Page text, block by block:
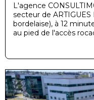
L'agence
secteur de
bordelaise), à 12
au pied de l'accès